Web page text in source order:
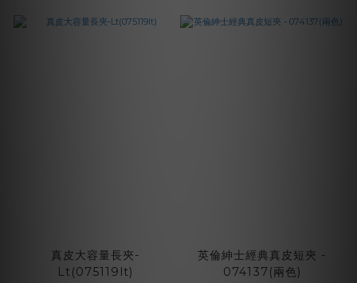
真皮大容量長夾-
Lt(075119lt)
英倫紳士經典真皮短夾 -
074137(兩色)